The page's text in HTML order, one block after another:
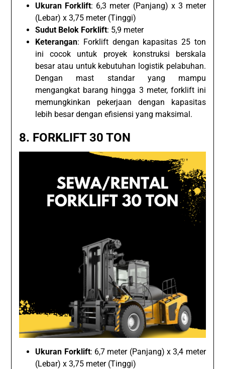
Ukuran Forklift: 6,3 meter (Panjang) x 3 meter
(Lebar) x 3,75 meter (Tinggi)
Sudut Belok Forklift: 5,9 meter
Keterangan: Forklift dengan kapasitas 25 ton
ini cocok untuk proyek konstruksi berskala
besar atau untuk kebutuhan logistik pelabuhan.
Dengan mast standar yang mampu
mengangkat barang hingga 3 meter, forklift ini
memungkinkan pekerjaan dengan kapasitas
lebih besar dengan efisiensi yang maksimal.
8. FORKLIFT 30 TON
Ukuran Forklift: 6,7 meter (Panjang) x 3,4 meter
(Lebar) x 3,75 meter (Tinggi)